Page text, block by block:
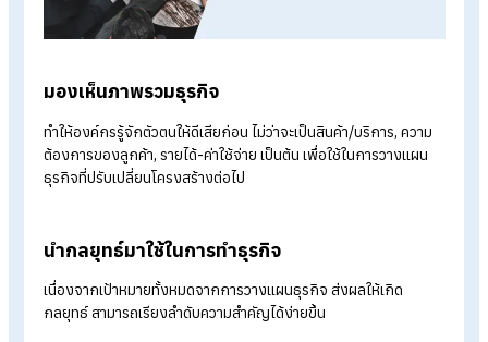
แผนการเงิน
ที่สำคัญอย่างยิ่ง เพราะธุรกิจนั้นเป็นการลงทุนที่มีความเสี่ยงสูง ห
หรือปิดตัวลงได้
วันนี้เรามีประโยชน์ของการวางแผนธุรกิจมาฝากทุกท่าน รายละเอี
ดังนี้